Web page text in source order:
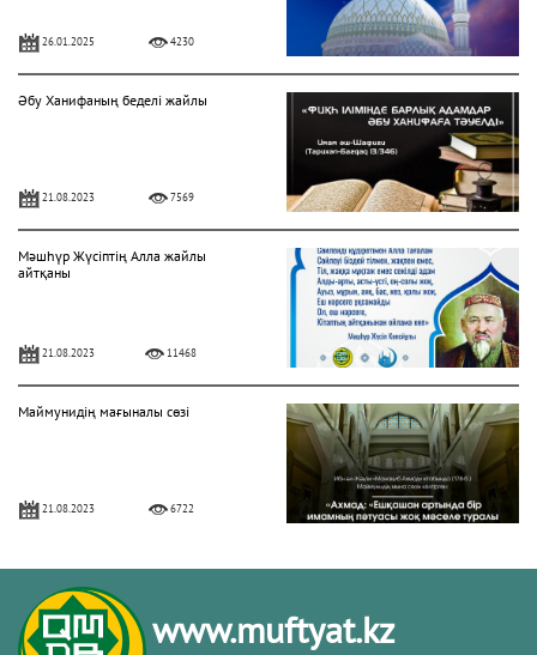
26.01.2025 4230
Әбу Ханифаның беделі жайлы
21.08.2023 7569
Мәшһүр Жүсіптің Алла жайлы
айтқаны
21.08.2023 11468
Маймунидің мағыналы сөзі
21.08.2023 6722
Дұға соңынан бет сипау – мұстахаб
www.muftyat.kz